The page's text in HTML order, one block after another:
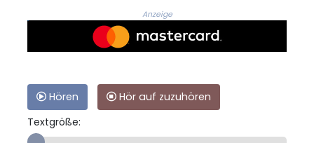
Anzeige
Hören
Hör auf zuzuhören
Textgröße: